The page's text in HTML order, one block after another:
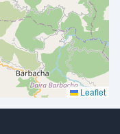
Leaflet